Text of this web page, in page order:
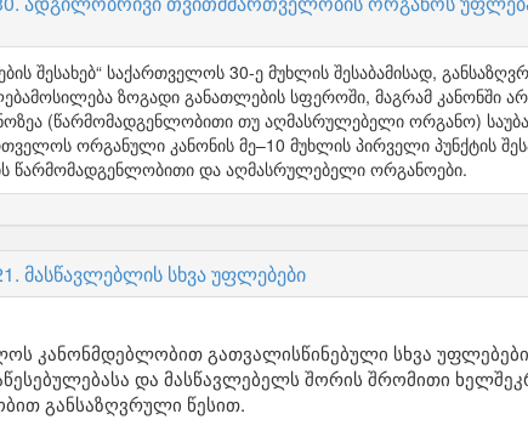
შესახებ“ საქართველოს 30-ე მუხლის შესაბამისად,
ზოგადი განათლების სფეროში, მაგრამ კანონში
(წარმომადგენლობითი თუ აღმასრულებელი ორგანო)
ორგანული კანონის მე–10 მუხლის პირველი პუნქტის
წარმომადგენლობითი და აღმასრულებელი ორგანოები.
მასწავლებლის სხვა უფლებები
კანონმდებლობით გათვალისწინებული სხვა
და მასწავლებელს შორის შრომითი
განსაზღვრული წესით.